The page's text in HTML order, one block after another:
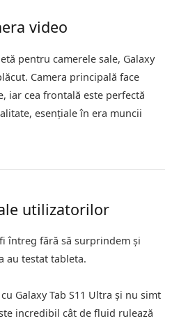
video
pentru camerele sale, Galaxy
Camera principală face
iar cea frontală este perfectă
esențiale în era muncii
utilizatorilor
fi întreg fără să surprindem și
au testat tableta.
Galaxy Tab S11 Ultra și nu simt
incredibil cât de fluid rulează